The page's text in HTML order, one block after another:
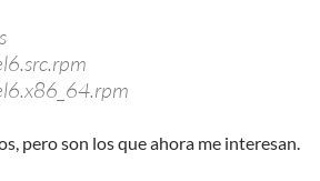
pero son los que ahora me interesan.